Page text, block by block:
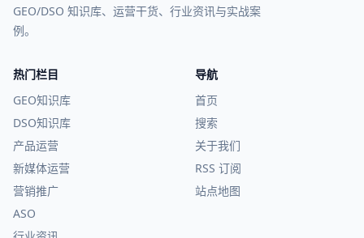
GEO/DSO 知识库、运营干货、行业资讯与实战案
例。
热门栏目
GEO知识库
DSO知识库
产品运营
新媒体运营
营销推广
ASO
导航
首页
搜索
关于我们
RSS 订阅
站点地图